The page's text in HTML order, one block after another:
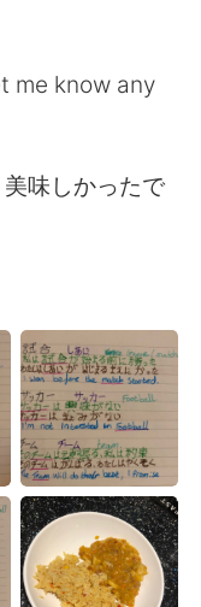
me know any
味しかったで